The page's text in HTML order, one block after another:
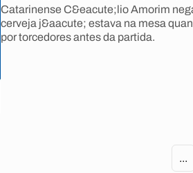
Catarinense C&eacute;lio Amorim
cerveja j&aacute; estava na mesa
por torcedores antes da partida.
...